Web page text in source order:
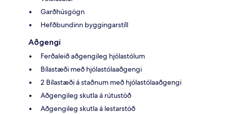
Garðhúsgögn
Hefðbundinn byggingarstíll
Aðgengi
Ferðaleið aðgengileg hjólastólum
Bílastæði með hjólastólaaðgengi
2 Bílastæði á staðnum með hjólastólaaðgengi
Aðgengileg skutla á rútustöð
Aðgengileg skutla á lestarstöð